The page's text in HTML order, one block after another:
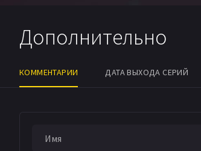
Дополнительно
КОММЕНТАРИИ ДАТА ВЫХОДА СЕРИЙ